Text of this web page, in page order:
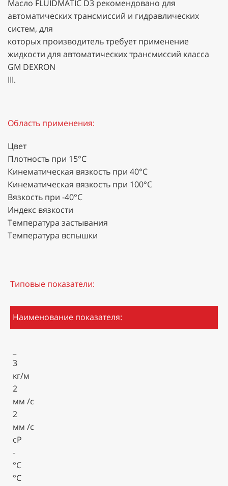
Масло FLUIDMATIC D3 рекомендовано для
автоматических трансмиссий и гидравлических
систем, для
которых производитель требует применение
жидкости для автоматических трансмиссий класса
GM DEXRON
III.
Область применения:
Цвет
Плотность при 15°C
Кинематическая вязкость при 40°C
Кинематическая вязкость при 100°C
Вязкость при -40°C
Индекс вязкости
Температура застывания
Температура вспышки
Типовые показатели:
Наименование показателя:
3
кг/м
2
мм /с
2
мм /с
сР
-
°С
°С